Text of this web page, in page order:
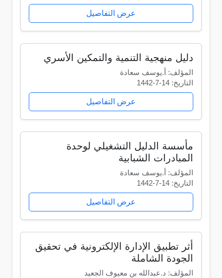
عرض التفاصيل
دليل منهجية التنمية والتمكين الأسري
المؤلف: أ.يوسف سعادة
التاريخ: 14-7-1442
عرض التفاصيل
مأسسة الدليل التشغيلي لوحدة
المبادرات الشبابية
المؤلف: أ.يوسف سعادة
التاريخ: 14-7-1442
عرض التفاصيل
أثر تطبيق الإدارة الإلكترونية في تحقيق
الجودة الشاملة
المؤلف: د.عبدالله بن معيوف الجعيد